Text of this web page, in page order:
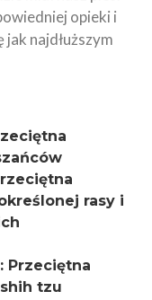
opieki i
jak najdłuższym
rasy i
Przeciętna
tzu